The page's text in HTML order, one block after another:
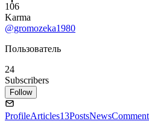
106
Karma
@gromozeka1980
Пользователь
24
Subscribers
Follow
ProfileArticles13PostsNews